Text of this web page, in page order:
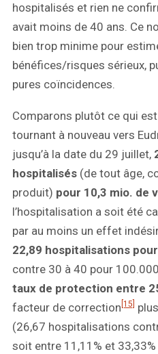
hospitalisés et rien ne
avait moins de 40 ans. Ce
bien trop minime pour
bénéfices/risques sérieux,
pures coïncidences.
Comparons plutôt ce qui
tournant à nouveau vers
jusqu’à la date du 29 juillet,
hospitalisés (de tout âge,
produit) pour 10,3 mio. de
l’hospitalisation a soit été
par au moins un effet
22,89 hospitalisations
contre 30 à 40 pour
taux de protection entre
facteur de correction [15]
(26,67 hospitalisations
soit entre 11,11% et